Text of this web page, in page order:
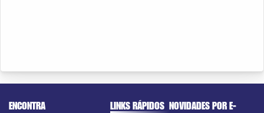
ENCONTRA
LINKS RÁPIDOS NOVIDADES POR E-